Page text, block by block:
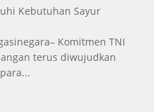
Kebutuhan Sayur
Komitmen TNI
terus diwujudkan